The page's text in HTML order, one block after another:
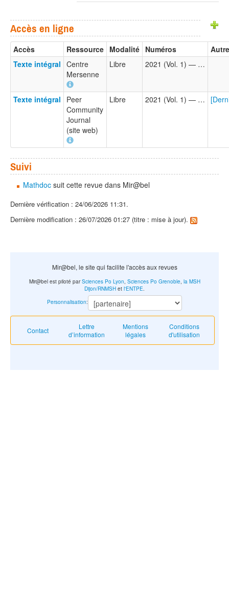
Accès en ligne
Accès Ressource Modalité Numéros
Texte intégral Centre
Mersenne
Libre 2021 (Vol. 1) — …
Texte intégral
Peer
Community
Journal
(site web)
Libre 2021 (Vol. 1) — …
Suivi
Mathdoc suit cette revue dans Mir@bel
Dernière vérification : 24/06/2026 11:31.
Dernière modification : 26/07/2026 01:27 (titre : mise à jour).
Mir@bel, le site qui facilite l'accès aux revues
Contact
Lettre
d’information
Mentions
légales
Conditions
d'utilisation
Mir@bel est piloté parSciences Po Lyon Sciences Po Grenoble, la MSH
Dijon/RNMSH et l'ENTPE
Personnalisation: